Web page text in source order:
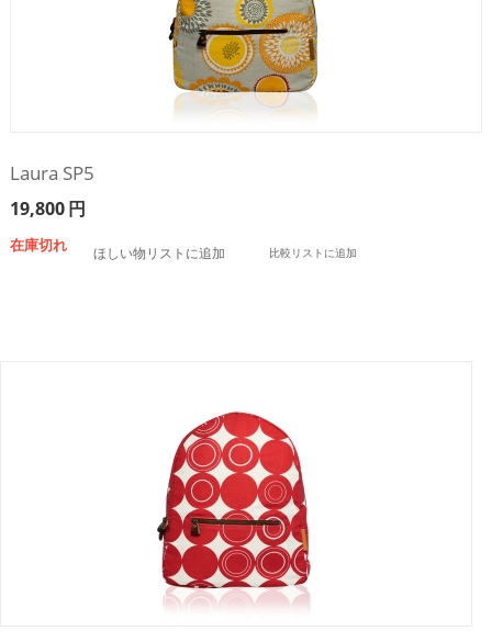
Laura SP5
19,800円
在庫切れ ほしい物リストに追加 比較リストに追加